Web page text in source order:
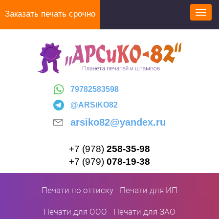
Заказать печать срочно
79782583598
@ARSiKO82
arsiko82@yandex.ru
+7 (978) 258-35-98
+7 (979) 078-19-38
Печати по оттиску Печати для ИП
Печати для ООО Печати для ЗАО